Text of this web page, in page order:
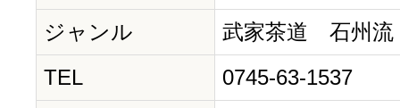
ジャンル
武家茶道 石州流
TEL
0745-63-1537